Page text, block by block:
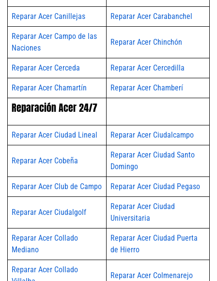
Reparar Acer Canillejas Reparar Acer Carabanchel
Reparar Acer Campo de las
Naciones
Reparar Acer Chinchón
Reparar Acer Cerceda Reparar Acer Cercedilla
Reparar Acer Chamartín Reparar Acer Chamberí
Reparación Acer 24/7
Reparar Acer Ciudad Lineal Reparar Acer Ciudalcampo
Reparar Acer Cobeña
Reparar Acer Ciudad Santo
Domingo
Reparar Acer Club de Campo Reparar Acer Ciudad Pegaso
Reparar Acer Ciudalgolf
Reparar Acer Ciudad
Universitaria
Reparar Acer Collado
Mediano
Reparar Acer Ciudad Puerta
de Hierro
Reparar Acer Collado
Reparar Acer Colmenarejo